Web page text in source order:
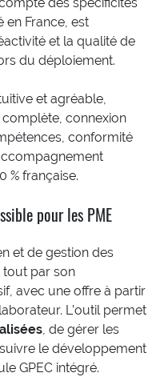
en France, est
et la qualité de
du déploiement.
et agréable,
connexion
conformité
% française.
pour les PME
et de gestion des
par son
avec une offre à partir
L’outil permet
, de gérer les
le développement
GPEC intégré.